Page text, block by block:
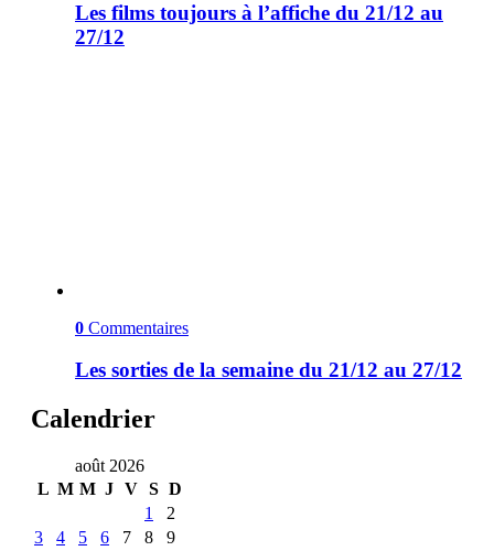
Les films toujours à l’affiche du 21/12 au
27/12
0 Commentaires
Les sorties de la semaine du 21/12 au 27/12
Calendrier
août 2026
L M M J V S D
1
2
3
4 5 6 7 8
9